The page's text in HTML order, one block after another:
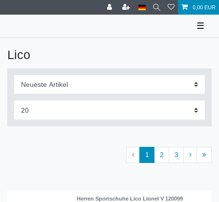
0,00 EUR
☰
Lico
1 2 3
Herren Sportschuhe Lico Lionel V 120099